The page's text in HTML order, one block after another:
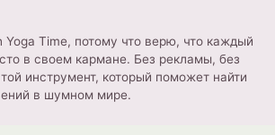
Yoga Time, потому что верю, что каждый
в своем кармане. Без рекламы, без
инструмент, который поможет найти
в шумном мире.